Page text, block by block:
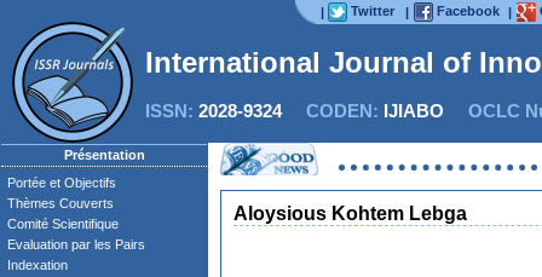
| Twitter | Facebook |
International Journal of
ISSN: 2028-9324CODEN: IJIABO OCLC
Présentation
Portée et Objectifs
Thèmes Couverts
Comité Scientifique
Evaluation par les Pairs
Indexation
Aloysious Kohtem Lebga